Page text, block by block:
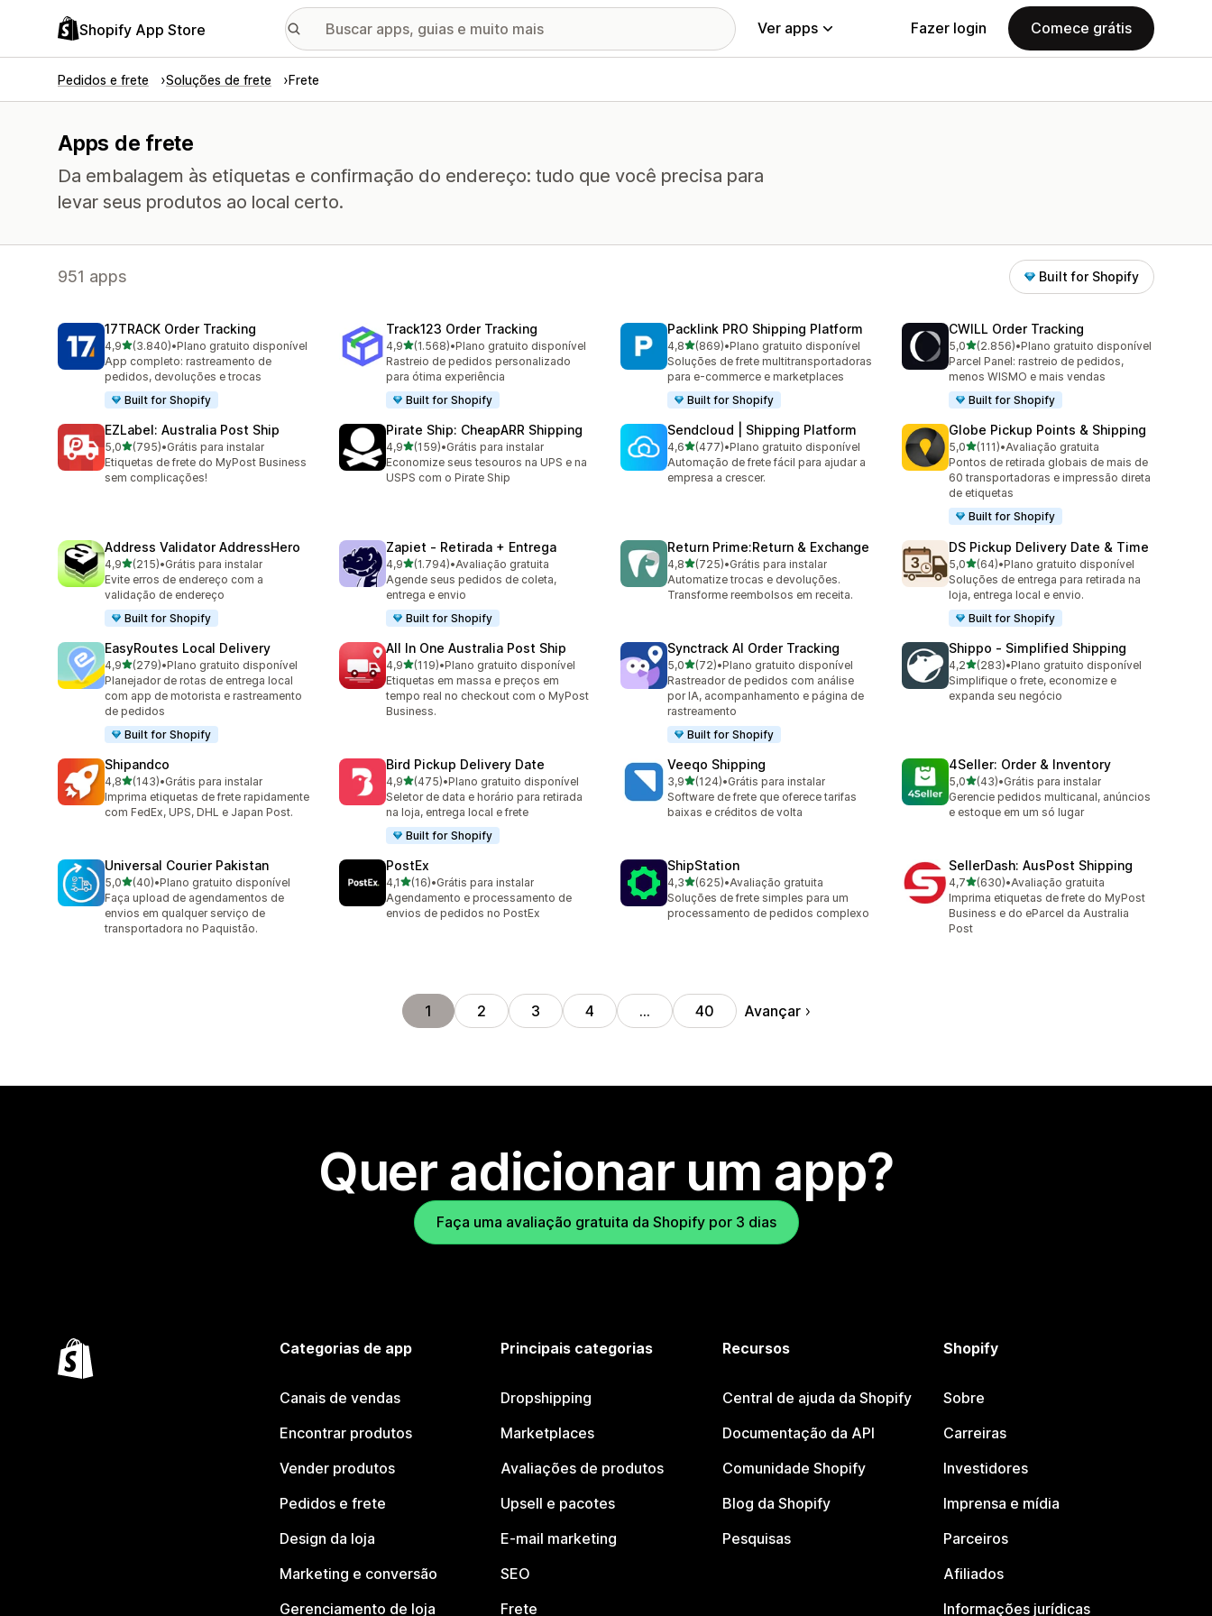
Shopify App Store Ver apps Fazer login Comece grátis
Pedidos e frete Soluções de frete Frete
Apps de frete
Da embalagem às etiquetas e confirmação do endereço: tudo que você precisa para
levar seus produtos ao local certo.
951 apps Built for Shopify
17TRACK Order Tracking
4,9de 5 estrelas
(3.840)
3840 avaliações ao todo
•Plano gratuito disponível
App completo: rastreamento de
pedidos, devoluções e trocas
Built for Shopify
Track123 Order Tracking
4,9de 5 estrelas
(1.568)
1568 avaliações ao todo
•Plano gratuito disponível
Rastreio de pedidos personalizado
para ótima experiência
Built for Shopify
Packlink PRO Shipping Platform
4,8de 5 estrelas
(869)
869 avaliações ao todo
•Plano gratuito disponível
Soluções de frete multitransportadoras
para e-commerce e marketplaces
Built for Shopify
CWILL Order Tracking
5,0de 5 estrelas
(2.856)
2856 avaliações ao todo
•Plano gratuito disponível
Parcel Panel: rastreio de pedidos,
menos WISMO e mais vendas
Built for Shopify
EZLabel: Australia Post Ship
5,0de 5 estrelas
(795)
795 avaliações ao todo
•Grátis para instalar
Etiquetas de frete do MyPost Business
sem complicações!
Pirate Ship: CheapARR Shipping
4,9de 5 estrelas
(159)
159 avaliações ao todo
•Grátis para instalar
Economize seus tesouros na UPS e na
USPS com o Pirate Ship
Sendcloud | Shipping Platform
4,6de 5 estrelas
(477)
477 avaliações ao todo
•Plano gratuito disponível
Automação de frete fácil para ajudar a
empresa a crescer.
Globe Pickup Points & Shipping
5,0de 5 estrelas
(111)
111 avaliações ao todo
•Avaliação gratuita
Pontos de retirada globais de mais de
60 transportadoras e impressão direta
de etiquetas
Built for Shopify
Address Validator AddressHero
4,9de 5 estrelas
(215)
215 avaliações ao todo
•Grátis para instalar
Evite erros de endereço com a
validação de endereço
Built for Shopify
Zapiet ‑ Retirada + Entrega
4,9de 5 estrelas
(1.794)
1794 avaliações ao todo
•Avaliação gratuita
Agende seus pedidos de coleta,
entrega e envio
Built for Shopify
Return Prime:Return & Exchange
4,8de 5 estrelas
(725)
725 avaliações ao todo
•Grátis para instalar
Automatize trocas e devoluções.
Transforme reembolsos em receita.
DS Pickup Delivery Date & Time
5,0de 5 estrelas
(64)
64 avaliações ao todo
•Plano gratuito disponível
Soluções de entrega para retirada na
loja, entrega local e envio.
Built for Shopify
EasyRoutes Local Delivery
4,9de 5 estrelas
(279)
279 avaliações ao todo
•Plano gratuito disponível
Planejador de rotas de entrega local
com app de motorista e rastreamento
de pedidos
Built for Shopify
All In One Australia Post Ship
4,9de 5 estrelas
(119)
119 avaliações ao todo
•Plano gratuito disponível
Etiquetas em massa e preços em
tempo real no checkout com o MyPost
Business.
Synctrack AI Order Tracking
5,0de 5 estrelas
(72)
72 avaliações ao todo
•Plano gratuito disponível
Rastreador de pedidos com análise
por IA, acompanhamento e página de
rastreamento
Built for Shopify
Shippo ‑ Simplified Shipping
4,2de 5 estrelas
(283)
283 avaliações ao todo
•Plano gratuito disponível
Simplifique o frete, economize e
expanda seu negócio
Shipandco
4,8de 5 estrelas
(143)
143 avaliações ao todo
•Grátis para instalar
Imprima etiquetas de frete rapidamente
com FedEx, UPS, DHL e Japan Post.
Bird Pickup Delivery Date
4,9de 5 estrelas
(475)
475 avaliações ao todo
•Plano gratuito disponível
Seletor de data e horário para retirada
na loja, entrega local e frete
Built for Shopify
Veeqo Shipping
3,9de 5 estrelas
(124)
124 avaliações ao todo
•Grátis para instalar
Software de frete que oferece tarifas
baixas e créditos de volta
4Seller: Order & Inventory
5,0de 5 estrelas
(43)
43 avaliações ao todo
•Grátis para instalar
Gerencie pedidos multicanal, anúncios
e estoque em um só lugar
Universal Courier Pakistan
5,0de 5 estrelas
(40)
40 avaliações ao todo
•Plano gratuito disponível
Faça upload de agendamentos de
envios em qualquer serviço de
transportadora no Paquistão.
PostEx
4,1de 5 estrelas
(16)
16 avaliações ao todo
•Grátis para instalar
Agendamento e processamento de
envios de pedidos no PostEx
ShipStation
4,3de 5 estrelas
(625)
625 avaliações ao todo
•Avaliação gratuita
Soluções de frete simples para um
processamento de pedidos complexo
SellerDash: AusPost Shipping
4,7de 5 estrelas
(630)
630 avaliações ao todo
•Avaliação gratuita
Imprima etiquetas de frete do MyPost
Business e do eParcel da Australia
Post
1 2 3 4 … 40 Avançar
Quer adicionar um app?
Faça uma avaliação gratuita da Shopify por 3 dias
Categorias de app
Canais de vendas
Encontrar produtos
Vender produtos
Pedidos e frete
Design da loja
Marketing e conversão
Gerenciamento de loja
Principais categorias
Dropshipping
Marketplaces
Avaliações de produtos
Upsell e pacotes
E-mail marketing
SEO
Frete
Recursos
Central de ajuda da Shopify
Documentação da API
Comunidade Shopify
Blog da Shopify
Pesquisas
Shopify
Sobre
Carreiras
Investidores
Imprensa e mídia
Parceiros
Afiliados
Informações jurídicas